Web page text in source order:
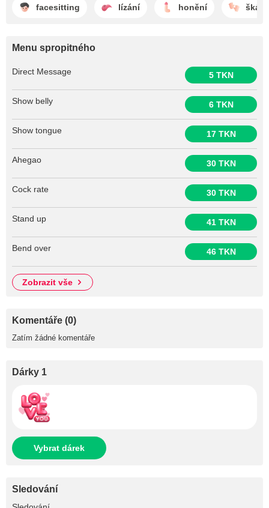
facesitting lízání honění
Menu spropitného
Direct Message 5 TKN
Show belly 6 TKN
Show tongue 17 TKN
Ahegao 30 TKN
Cock rate 30 TKN
Stand up 41 TKN
Bend over 46 TKN
zobrazit vše
Komentáře (0)
Zatím žádné komentáře
Dárky 1
Vybrat dárek
Sledování